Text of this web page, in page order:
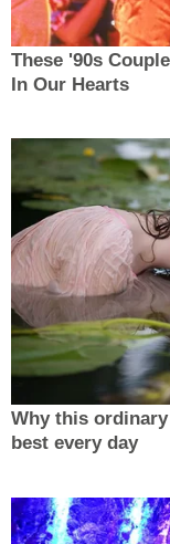
These '90s
In Our Hearts
Why this
best every day